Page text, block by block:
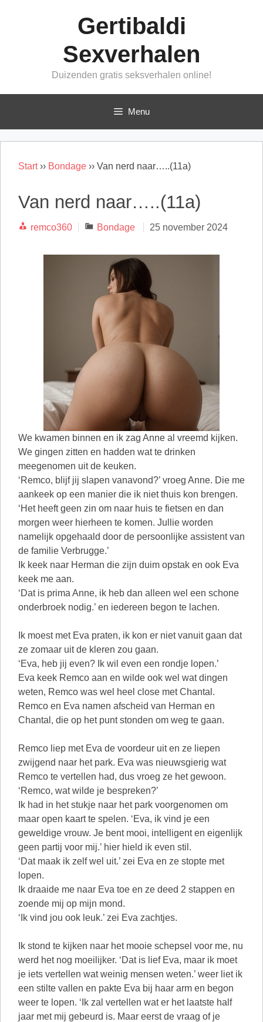
Gertibaldi
Sexverhalen
Duizenden gratis seksverhalen online!
Menu
Start›› Bondage ›› Van nerd naar…..(11a)
Van nerd naar…..(11a)
remco360 Categorieën
Bondage 25 november 2024
We kwamen binnen en ik zag Anne al vreemd kijken.
We gingen zitten en hadden wat te drinken
meegenomen uit de keuken.
‘Remco, blijf jij slapen vanavond?’ vroeg Anne. Die me
aankeek op een manier die ik niet thuis kon brengen.
‘Het heeft geen zin om naar huis te fietsen en dan
morgen weer hierheen te komen. Jullie worden
namelijk opgehaald door de persoonlijke assistent van
de familie Verbrugge.’
Ik keek naar Herman die zijn duim opstak en ook Eva
keek me aan.
‘Dat is prima Anne, ik heb dan alleen wel een schone
onderbroek nodig.’ en iedereen begon te lachen.
Ik moest met Eva praten, ik kon er niet vanuit gaan dat
ze zomaar uit de kleren zou gaan.
‘Eva, heb jij even? Ik wil even een rondje lopen.’
Eva keek Remco aan en wilde ook wel wat dingen
weten, Remco was wel heel close met Chantal.
Remco en Eva namen afscheid van Herman en
Chantal, die op het punt stonden om weg te gaan.
Remco liep met Eva de voordeur uit en ze liepen
zwijgend naar het park. Eva was nieuwsgierig wat
Remco te vertellen had, dus vroeg ze het gewoon.
‘Remco, wat wilde je bespreken?’
Ik had in het stukje naar het park voorgenomen om
maar open kaart te spelen. ‘Eva, ik vind je een
geweldige vrouw. Je bent mooi, intelligent en eigenlijk
geen partij voor mij.’ hier hield ik even stil.
‘Dat maak ik zelf wel uit.’ zei Eva en ze stopte met
lopen.
Ik draaide me naar Eva toe en ze deed 2 stappen en
zoende mij op mijn mond.
‘Ik vind jou ook leuk.’ zei Eva zachtjes.
Ik stond te kijken naar het mooie schepsel voor me, nu
werd het nog moeilijker. ‘Dat is lief Eva, maar ik moet
je iets vertellen wat weinig mensen weten.’ weer liet ik
een stilte vallen en pakte Eva bij haar arm en begon
weer te lopen. ‘Ik zal vertellen wat er het laatste half
jaar met mij gebeurd is. Maar eerst de vraag of je